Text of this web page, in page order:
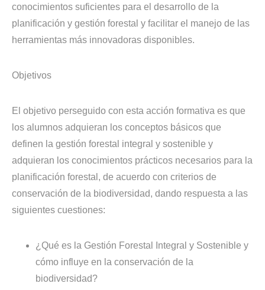
conocimientos suficientes para el desarrollo de la
planificación y gestión forestal y facilitar el manejo de las
herramientas más innovadoras disponibles.
Objetivos
El objetivo perseguido con esta acción formativa es que
los alumnos adquieran los conceptos básicos que
definen la gestión forestal integral y sostenible y
adquieran los conocimientos prácticos necesarios para la
planificación forestal, de acuerdo con criterios de
conservación de la biodiversidad, dando respuesta a las
siguientes cuestiones:
¿Qué es la Gestión Forestal Integral y Sostenible y
cómo influye en la conservación de la
biodiversidad?